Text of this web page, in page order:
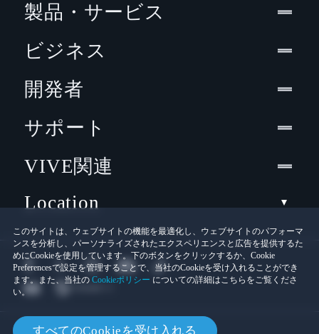
このサイトは、ウェブサイトの機能を最適化し、ウェブサイトのパフォーマ
ンスを分析し、パーソナライズされたエクスペリエンスと広告を提供するた
めにCookieを使用しています。下のボタンをクリックするか、Cookie
Preferencesで設定を管理することで、当社のCookieを受け入れることができ
ます。また、当社の Cookieポリシー についての詳細はこちらをご覧くださ
い。
すべてのCookieを受け入れる
製品・サービス
ビジネス
開発者
サポート
VIVE関連
Location
© 2011-2026 HTC Corporation